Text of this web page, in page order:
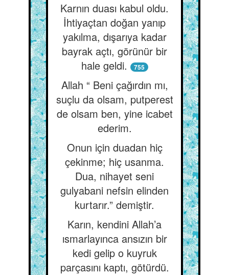
Karnın duası kabul oldu.
İhtiyaçtan doğan yanıp
yakılma, dışarıya kadar
bayrak açtı, görünür bir
hale geldi.
755
Allah “ Beni çağırdın mı,
suçlu da olsam, putperest
de olsam ben, yine icabet
ederim.
Onun için duadan hiç
çekinme; hiç usanma.
Dua, nihayet seni
gulyabani nefsin elinden
kurtarır.” demiştir.
Karın, kendini Allah’a
ısmarlayınca ansızın bir
kedi gelip o kuyruk
parçasını kaptı, götürdü.